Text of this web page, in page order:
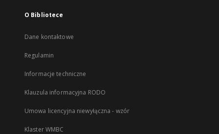
O Bibliotece
Dane kontaktowe
Regulamin
Informacje techniczne
Klauzula informacyjna RODO
Umowa licencyjna niewyłączna - wzór
Klaster WMBC